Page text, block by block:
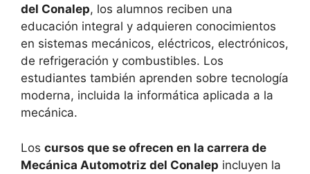
del Conalep, los alumnos reciben una
educación integral y adquieren conocimientos
en sistemas mecánicos, eléctricos, electrónicos,
de refrigeración y combustibles. Los
estudiantes también aprenden sobre tecnología
moderna, incluida la informática aplicada a la
mecánica.
Los cursos que se ofrecen en la carrera de
Mecánica Automotriz del Conalep incluyen la